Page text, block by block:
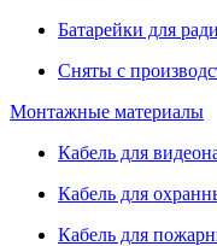
Батарейки для
Сняты с
Монтажные материалы
Кабель для
Кабель для
Кабель для